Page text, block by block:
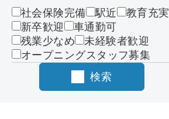
社会保険完備 駅近
教育充実
新卒歓迎
車通勤可
残業少なめ
未経験者歓迎
オープニングスタッフ募集
検索